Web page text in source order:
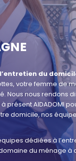
l’entretien du
votre femme de
Nous nous rendons
présent AIDADOMI
domicile, nos
dédiées à
du ménage à